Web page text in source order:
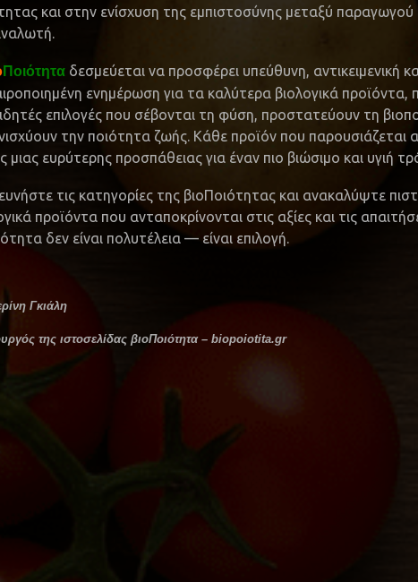
και στην ενίσχυση της εμπιστοσύνης μεταξύ παραγωγού
Ποιότητα δεσμεύεται να προσφέρει υπεύθυνη, αντικειμενική
ενημέρωση για τα καλύτερα βιολογικά
επιλογές που σέβονται τη φύση, προστατεύουν τη
την ποιότητα ζωής. Κάθε προϊόν που παρουσιάζεται
μιας ευρύτερης προσπάθειας για έναν πιο βιώσιμο και υγιή
τις κατηγορίες της βιοΠοιότητας και ανακαλύψτε
προϊόντα που ανταποκρίνονται στις αξίες και τις
δεν είναι πολυτέλεια — είναι επιλογή.
Γκιάλη
της ιστοσελίδας βιοΠοιότητα – biopoiotita.gr